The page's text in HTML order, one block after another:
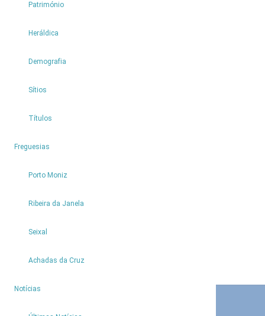
Património
Heráldica
Demografia
Sítios
Títulos
Freguesias
Porto Moniz
Ribeira da Janela
Seixal
Achadas da Cruz
Notícias
CONTACTOS